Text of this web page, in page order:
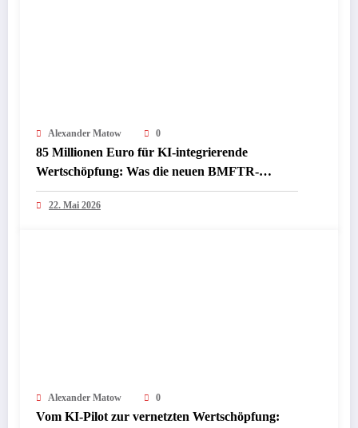
Alexander Matow 0
85 Millionen Euro für KI-integrierende
Wertschöpfung: Was die neuen BMFTR-
Förderrichtlinien InProKI und ModuS‑KI für
Industrie und Mittelstand bedeuten
22. Mai 2026
Alexander Matow 0
Vom KI-Pilot zur vernetzten Wertschöpfung: